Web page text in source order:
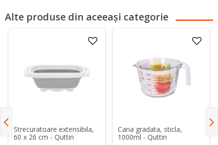
Alte produse din aceeași categorie
Strecuratoare extensibila,
60 x 26 cm - Quttin
Cana gradata, sticla,
1000ml - Quttin